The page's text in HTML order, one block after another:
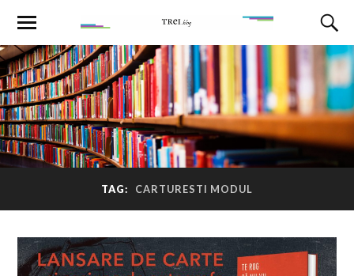
TAG: CARTURESTI MODUL